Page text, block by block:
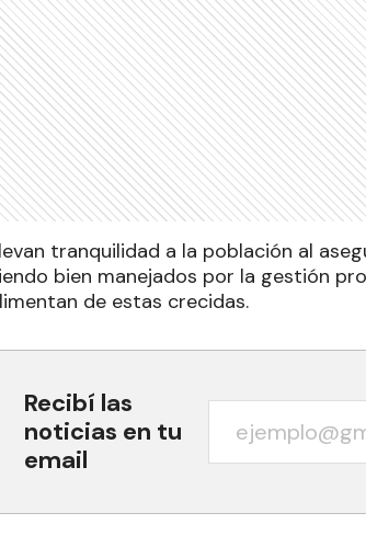
tranquilidad a la población al
bien manejados por la gestión
de estas crecidas.
Recibí las
noticias en tu
email